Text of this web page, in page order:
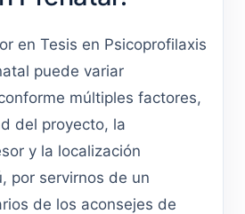
en Tesis en Psicoprofilaxis
puede variar
múltiples factores,
del proyecto, la
y la localización
por servirnos de un
de los aconsejes de